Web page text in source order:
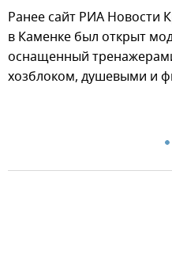
Ранее сайт РИА Новости
в Каменке был открыт
оснащенный
хозблоком, душевыми и